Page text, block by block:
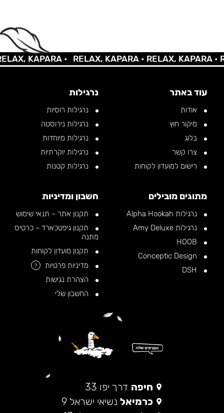
KAPARA • RELAX, KAPARA •RELAX, KAPARA •
עוד באתר
אודות
מיקור חוץ
בלוג
צרו קשר
רישום למועדון לקוחות
נרגילות
נרגילות רוסיות
נרגילות נירוסטה
נרגילות מיוחדות
נרגילות יוקרתיות
נרגילות קטנות
מתוגים מובילים
נרגילות Alpha Hookah
נרגילות Amy Deluxe
חשבון ומדיניות
תקנון אתר – תנאי שימוש
תקנון גיפטכארד – כרטיס
מתנה
תקנון מועדון לקוחות
מדיניות פרטיות
?
הצהרת נגישות
החשבון שלי
חיפה דרך יפו 33
כרמיאל נשיאי ישראל 9